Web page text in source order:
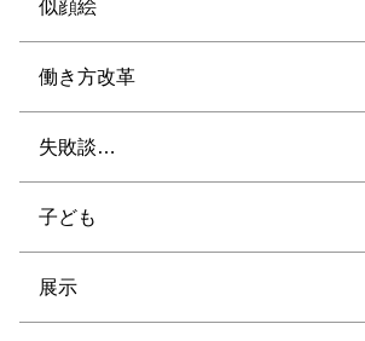
似顔絵
働き方改革
失敗談…
子ども
展示